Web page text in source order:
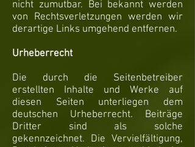
nicht zumutbar. Bei bekannt werden
von Rechtsverletzungen werden wir
derartige Links umgehend entfernen.
Urheberrecht
Die durch die Seitenbetreiber
erstellten Inhalte und Werke auf
diesen Seiten unterliegen dem
deutschen Urheberrecht. Beiträge
Dritter sind als solche
gekennzeichnet. Die Vervielfältigung,